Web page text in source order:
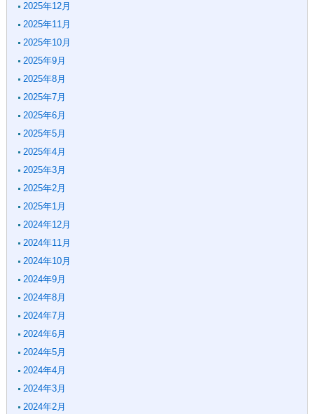
2025年12月
2025年11月
2025年10月
2025年9月
2025年8月
2025年7月
2025年6月
2025年5月
2025年4月
2025年3月
2025年2月
2025年1月
2024年12月
2024年11月
2024年10月
2024年9月
2024年8月
2024年7月
2024年6月
2024年5月
2024年4月
2024年3月
2024年2月